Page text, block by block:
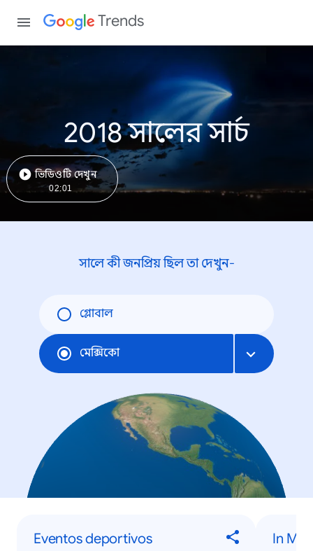
Trends
2018 সালের সার্চ
ভিডিওটি দেখুন
02:01
সালে কী জনপ্রিয় ছিল তা দেখুন-
গ্লোবাল
মেক্সিকো
Eventos deportivos
In